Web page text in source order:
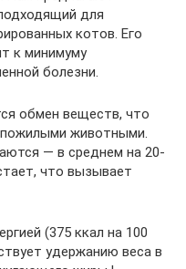
для
котов. Его
к минимуму
болезни.
обмен веществ, что
пожилыми животными.
— в среднем на 20-
что вызывает
(375 ккал на 100
удержанию веса в